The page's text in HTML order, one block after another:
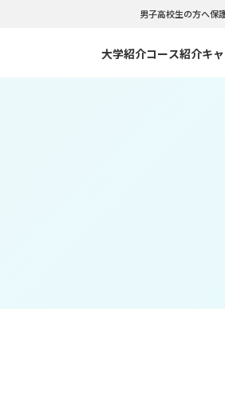
男子高校生の方へ保
大学紹介コース紹介キ